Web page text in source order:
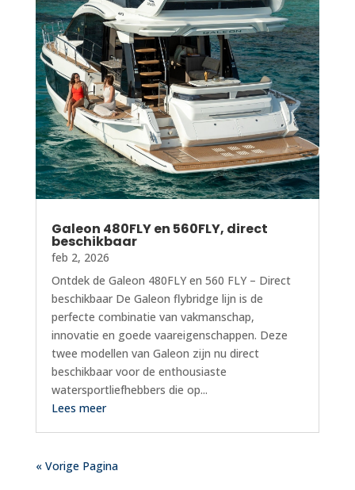
Galeon 480FLY en 560FLY, direct
beschikbaar
feb 2, 2026
Ontdek de Galeon 480FLY en 560 FLY – Direct
beschikbaar De Galeon flybridge lijn is de
perfecte combinatie van vakmanschap,
innovatie en goede vaareigenschappen. Deze
twee modellen van Galeon zijn nu direct
beschikbaar voor de enthousiaste
watersportliefhebbers die op...
Lees meer
« Vorige Pagina